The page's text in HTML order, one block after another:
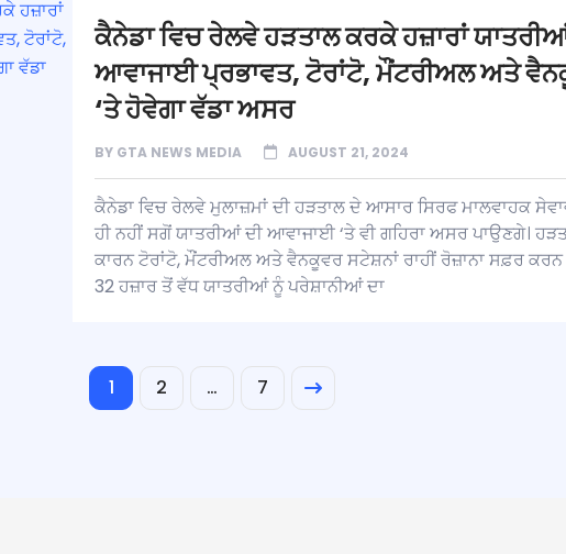
ਕੈਨੇਡਾ ਵਿਚ ਰੇਲਵੇ ਹੜਤਾਲ ਕਰਕੇ ਹਜ਼ਾਰਾਂ
ਆਵਾਜਾਈ ਪ੍ਰਭਾਵਤ, ਟੋਰਾਂਟੋ, ਮੌਂਟਰੀਅਲ ਅਤੇ
‘ਤੇ ਹੋਵੇਗਾ ਵੱਡਾ ਅਸਰ
BY GTA NEWS MEDIA AUGUST 21, 2024
ਕੈਨੇਡਾ ਵਿਚ ਰੇਲਵੇ ਮੁਲਾਜ਼ਮਾਂ ਦੀ ਹੜਤਾਲ ਦੇ ਆਸਾਰ ਸਿਰਫ ਮਾਲਵਾਹਕ
ਹੀ ਨਹੀਂ ਸਗੋਂ ਯਾਤਰੀਆਂ ਦੀ ਆਵਾਜਾਈ ‘ਤੇ ਵੀ ਗਹਿਰਾ ਅਸਰ ਪਾਉਣਗੇ।
ਕਾਰਨ ਟੋਰਾਂਟੋ, ਮੌਂਟਰੀਅਲ ਅਤੇ ਵੈਨਕੂਵਰ ਸਟੇਸ਼ਨਾਂ ਰਾਹੀਂ ਰੋਜ਼ਾਨਾ ਸਫ਼ਰ ਕਰਨ
32 ਹਜ਼ਾਰ ਤੋਂ ਵੱਧ ਯਾਤਰੀਆਂ ਨੂੰ ਪਰੇਸ਼ਾਨੀਆਂ ਦਾ
1 2 … 7